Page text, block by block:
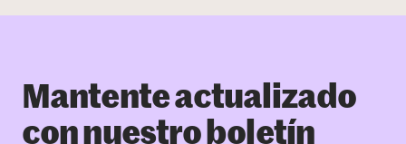
Mantente actualizado
con nuestro boletín